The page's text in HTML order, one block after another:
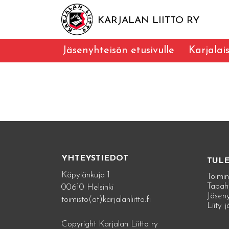
KARJALAN LIITTO RY
Jäsenyhteisön etusivulle
YHTEYSTIEDOT
Käpylänkuja 1
00610 Helsinki
toimisto(at)karjalanliitto.fi
Copyright Karjalan Liitto ry
Liity